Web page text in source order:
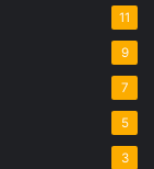
11
9
7
5
3